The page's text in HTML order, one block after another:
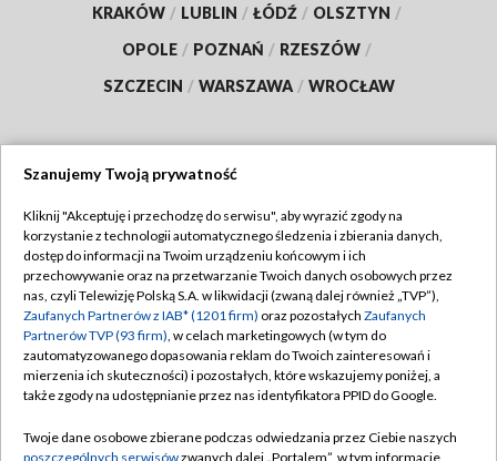
KRAKÓW / LUBLIN / ŁÓDŹ / OLSZTYN /
OPOLE / POZNAŃ / RZESZÓW /
SZCZECIN / WARSZAWA / WROCŁAW
TVP
Abonament TVP
Emisja w TVP
Centrum informacji TVP
Naziemna Telewizja Cyfrowa
Rada Programowa
Regulamin TVP
Polityka prywatności
Moje zgody
Pomoc
Szanujemy Twoją prywatność
Kliknij "Akceptuję i przechodzę do serwisu", aby wyrazić zgody na
korzystanie z technologii automatycznego śledzenia i zbierania danych,
dostęp do informacji na Twoim urządzeniu końcowym i ich
przechowywanie oraz na przetwarzanie Twoich danych osobowych przez
nas, czyli Telewizję Polską S.A. w likwidacji (zwaną dalej również „TVP”),
Zaufanych Partnerów z IAB* (1201 firm) oraz pozostałych Zaufanych
Partnerów TVP (93 firm), w celach marketingowych (w tym do
zautomatyzowanego dopasowania reklam do Twoich zainteresowań i
mierzenia ich skuteczności) i pozostałych, które wskazujemy poniżej, a
także zgody na udostępnianie przez nas identyfikatora PPID do Google.
Twoje dane osobowe zbierane podczas odwiedzania przez Ciebie naszych
poszczególnych serwisówzwanych dalej „Portalem”, w tym informacje